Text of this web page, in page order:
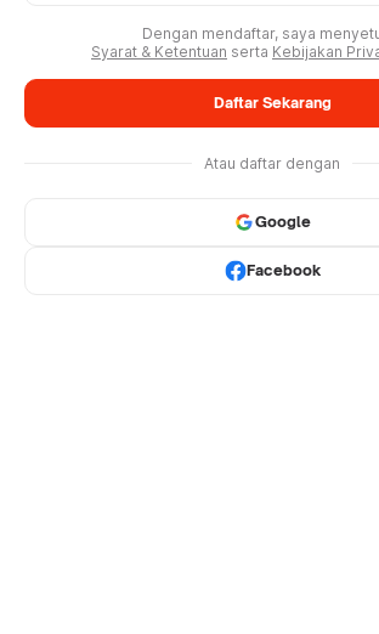
Dengan mendaftar, saya
Syarat & Ketentuan serta Kebijakan
Daftar Sekarang
Atau daftar dengan
Google
Facebook